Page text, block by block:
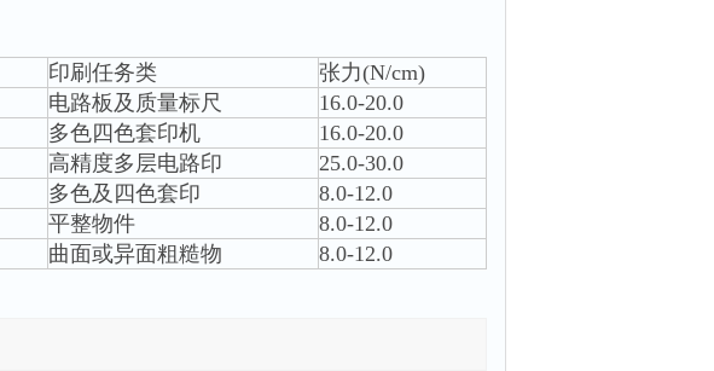
印刷任务类
张力(N/cm)
电路板及质量标尺
16.0-20.0
多色四色套印机
16.0-20.0
高精度多层电路印
25.0-30.0
多色及四色套印
8.0-12.0
平整物件
8.0-12.0
曲面或异面粗糙物 8.0-12.0